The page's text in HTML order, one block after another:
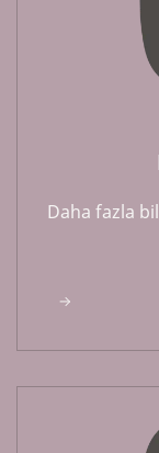
Daha fazla